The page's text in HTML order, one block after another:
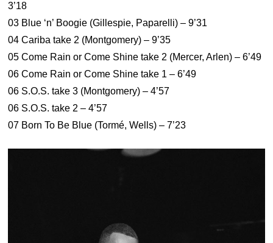
3’18
03 Blue ‘n’ Boogie (Gillespie, Paparelli) – 9’31
04 Cariba take 2 (Montgomery) – 9’35
05 Come Rain or Come Shine take 2 (Mercer, Arlen) – 6’49
06 Come Rain or Come Shine take 1 – 6’49
06 S.O.S. take 3 (Montgomery) – 4’57
06 S.O.S. take 2 – 4’57
07 Born To Be Blue (Tormé, Wells) – 7’23